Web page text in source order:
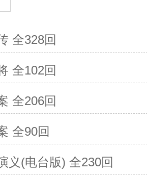
全328回
全102回
全206回
全90回
义(电台版) 全230回